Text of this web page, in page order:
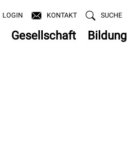
LOGIN KONTAKT SUCHE
Gesellschaft Bildung